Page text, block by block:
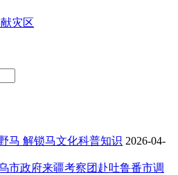
灾区
马 解锁马文化科普知识 2026-04-
市政府来疆考察团赴吐鲁番市调